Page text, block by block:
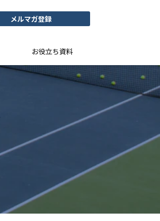
メルマガ登録
お役立ち資料